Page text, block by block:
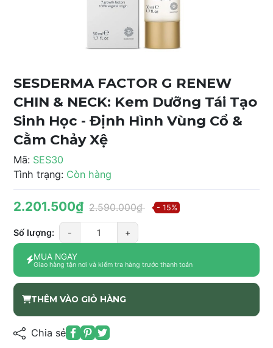
SESDERMA FACTOR G RENEW
CHIN & NECK: Kem Dưỡng Tái Tạo
Sinh Học - Định Hình Vùng Cổ &
Cằm Chảy Xệ
Mã: SES30
Tình trạng: Còn hàng
2.201.500₫ 2.590.000₫ - 15%
Số lượng: - +
MUA NGAY
Giao hàng tận nơi và kiểm tra hàng trước thanh toán
THÊM VÀO GIỎ HÀNG
Chia sẻ